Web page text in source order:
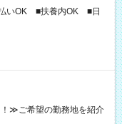
いOK ■扶養内OK ■日
≫ご希望の勤務地を紹介